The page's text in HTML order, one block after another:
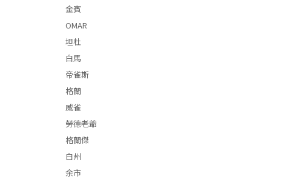
金賓
OMAR
坦杜
白馬
帝雀斯
格蘭
威雀
勞德老爺
格蘭傑
白州
余市